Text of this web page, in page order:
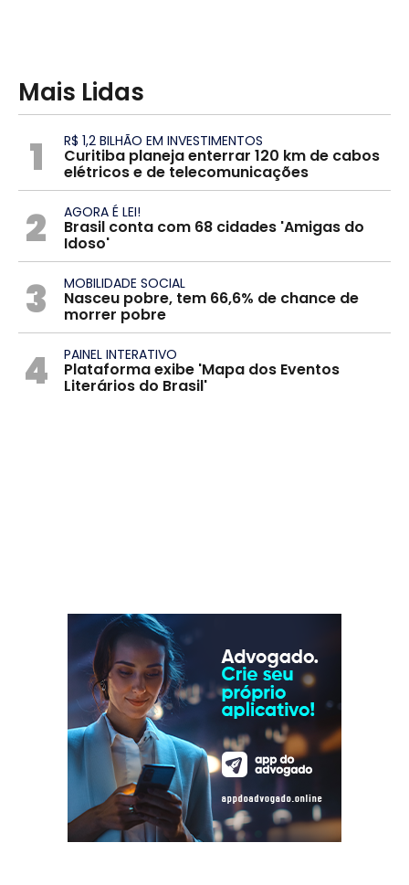
Mais Lidas
1 R$ 1,2 BILHÃO EM INVESTIMENTOS
Curitiba planeja enterrar 120 km de cabos
elétricos e de telecomunicações
2 AGORA É LEI!
Brasil conta com 68 cidades 'Amigas do
Idoso'
3 MOBILIDADE SOCIAL
Nasceu pobre, tem 66,6% de chance de
morrer pobre
4 PAINEL INTERATIVO
Plataforma exibe 'Mapa dos Eventos
Literários do Brasil'